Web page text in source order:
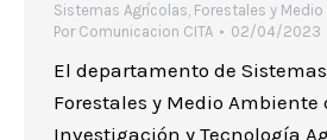
Sistemas Agrícolas, Forestales y
Por Comunicacion CITA 02/04/2023
El departamento de
Forestales y Medio Ambiente
Investigación y Tecnología